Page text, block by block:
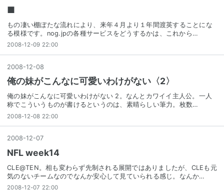
■
もの凄い棚ぼたな流れにより、来年４月より１年間渡英することにな
る模様です。nog.jpの各種サービスをどうするかは、これから…
2008-12-09 22:00
2008-12-08
俺の妹がこんなに可愛いわけがない〈2〉
俺の妹がこんなに可愛いわけがない 2。なんとカワイイ主人公。一人
称でこういうものが書けるというのは、素晴らしい筆力。枚数…
2008-12-08 22:00
2008-12-07
NFL week14
CLE@TEN。相も変わらず先制される展開ではありましたが、CLEも元
気のないチームなのでなんか安心して見ていられる感じ。なんか…
2008-12-07 22:00